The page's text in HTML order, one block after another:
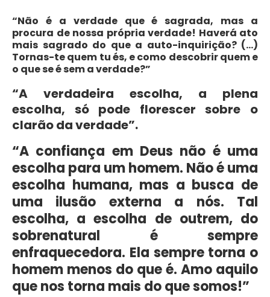
“Não é a verdade que é sagrada, mas a
procura de nossa própria verdade! Haverá ato
mais sagrado do que a auto-inquirição? (…)
Tornas-te quem tu és, e como descobrir quem e
o que se é sem a verdade?”
“A verdadeira escolha, a plena
escolha, só pode florescer sobre o
clarão da verdade”.
“A confiança em Deus não é uma
escolha para um homem. Não é uma
escolha humana, mas a busca de
uma ilusão externa a nós. Tal
escolha, a escolha de outrem, do
sobrenatural é sempre
enfraquecedora. Ela sempre torna o
homem menos do que é. Amo aquilo
que nos torna mais do que somos!”